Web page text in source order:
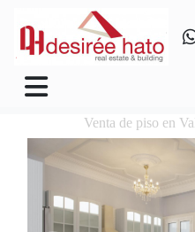
Venta de piso en